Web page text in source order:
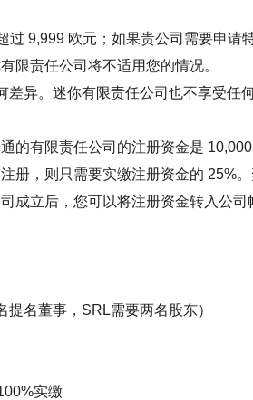
9,999 欧元；如果贵公司需要申请
限责任公司将不适用您的情况。
异。迷你有限责任公司也不享受任
的有限责任公司的注册资金是
册，则只需要实缴注册资金的 25%
成立后，您可以将注册资金转入公司
名董事，SRL需要两名股东）
实缴